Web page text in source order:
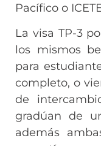
Pacífico o
La visa TP-3
los mismos
para
completo, o
de
gradúan de
además